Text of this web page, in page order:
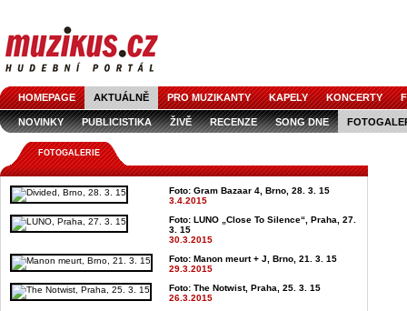
HOMEPAGE AKTUÁLNĚ PRO MUZIKANTY KAPELY KONCERTY
NOVINKY PUBLICISTIKA ŽIVĚ RECENZE SONG DNE
FOTOGALERIE
Foto: Gram Bazaar 4, Brno, 28. 3. 15
3.4.2015
Foto: LUNO „Close To Silence“, Praha, 27.
3. 15
30.3.2015
Foto: Manon meurt + J, Brno, 21. 3. 15
29.3.2015
Foto: The Notwist, Praha, 25. 3. 15
26.3.2015